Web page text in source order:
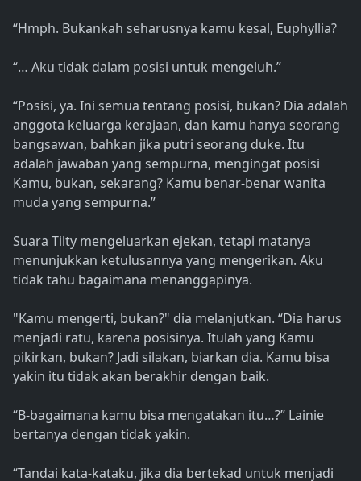
“Hmph. Bukankah seharusnya kamu kesal, Euphyllia?
“… Aku tidak dalam posisi untuk mengeluh.”
“Posisi, ya. Ini semua tentang posisi, bukan? Dia adalah
anggota keluarga kerajaan, dan kamu hanya seorang
bangsawan, bahkan jika putri seorang duke. Itu
adalah jawaban yang sempurna, mengingat posisi
Kamu, bukan, sekarang? Kamu benar-benar wanita
muda yang sempurna.”
Suara Tilty mengeluarkan ejekan, tetapi matanya
menunjukkan ketulusannya yang mengerikan. Aku
tidak tahu bagaimana menanggapinya.
"Kamu mengerti, bukan?" dia melanjutkan. “Dia harus
menjadi ratu, karena posisinya. Itulah yang Kamu
pikirkan, bukan? Jadi silakan, biarkan dia. Kamu bisa
yakin itu tidak akan berakhir dengan baik.
“B-bagaimana kamu bisa mengatakan itu…?” Lainie
bertanya dengan tidak yakin.
“Tandai kata-kataku, jika dia bertekad untuk menjadi